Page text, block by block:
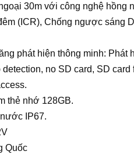
30m với công nghệ hồng
(ICR), Chống ngược sáng
phát hiện thông minh: Phát
no SD card, SD
thẻ nhớ 128GB.
IP67.
Quốc